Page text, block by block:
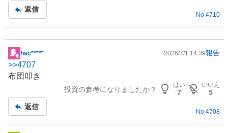
返信
No. 4710
掲
示
板
hac***** 2026/7/1 14:39報告
>>4707
布団叩き
投資の参考になりましたか？
はい
7
いいえ
5
返信
No.4708